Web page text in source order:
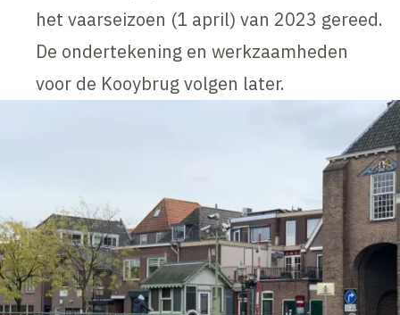
het vaarseizoen (1 april) van 2023 gereed.
De ondertekening en werkzaamheden
voor de Kooybrug volgen later.